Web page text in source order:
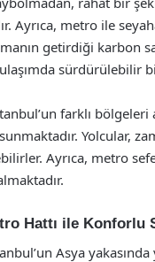
Ayrıca, metro ile
getirdiği karbon
sürdürülebilir
farklı bölgeleri
Yolcular,
Ayrıca, metro
Hattı ile Konforlu
Asya